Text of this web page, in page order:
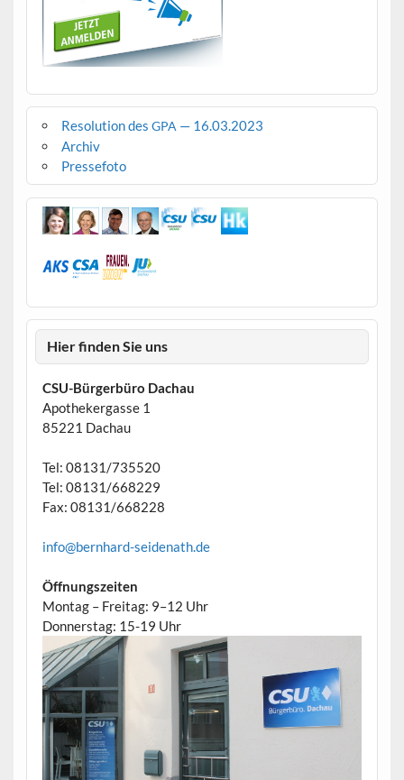
Resolution des GPA — 16.03.2023
Archiv
Pressefoto
Hier finden Sie uns
CSU-Bürgerbüro Dachau
Apothekergasse 1
85221 Dachau
Tel: 08131/735520
Tel: 08131/668229
Fax: 08131/668228
info@bernhard-seidenath.de
Öffnungszeiten
Montag – Freitag: 9–12 Uhr
Donnerstag: 15-19 Uhr